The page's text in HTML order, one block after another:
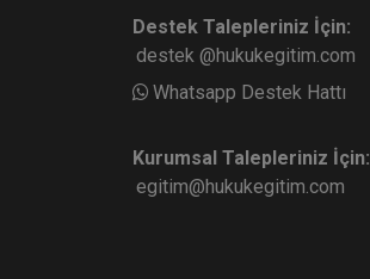
Destek Talepleriniz İçin:
destek @hukukegitim.com
Whatsapp Destek Hattı
Kurumsal Talepleriniz İçin:
egitim@hukukegitim.com